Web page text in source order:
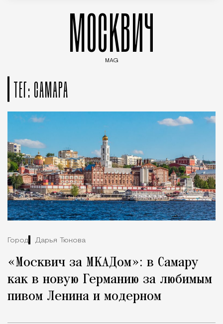
МОСКВИЧ
MAG
ТЕГ: САМАРА
Город Дарья Тюкова
«Москвич за МКАДом»: в Самару
как в новую Германию за любимым
пивом Ленина и модерном